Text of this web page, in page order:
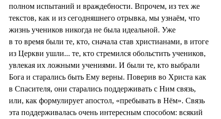
полном испытаний и враждебности. Впрочем, из тех же
текстов, как и из сегодняшнего отрывка, мы узнаём, что
жизнь учеников никогда не была идеальной. Уже
в то время были те, кто, сначала став христианами, в итоге
из Церкви ушли... те, кто стремился обольстить учеников,
увлекая их ложными учениями. И были те, кто выбрали
Бога и старались быть Ему верны. Поверив во Христа как
в Спасителя, они старались поддерживать с Ним связь,
или, как формулирует апостол, «пребывать в Нём». Связь
эта поддерживалась очень интересным способом: всякий